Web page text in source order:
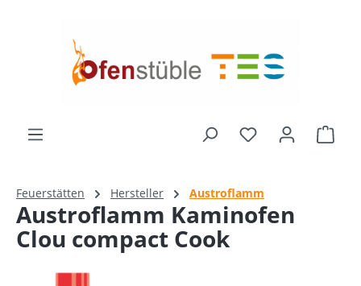
Feuerstätten Hersteller Austroflamm
Austroflamm Kaminofen
Clou compact Cook